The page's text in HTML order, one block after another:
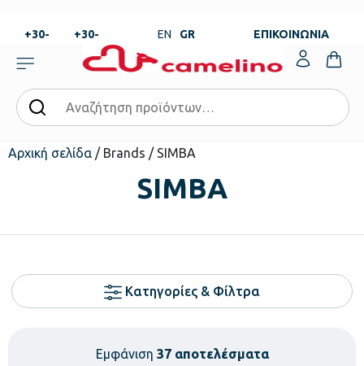
+30-
99273
+30-
23820-
99673
EN GR ΕΠΙΚΟΙΝΩΝΙΑ
Αρχική σελίδα / Brands / SIMBA
SIMBA
Κατηγορίες & Φίλτρα
Εμφάνιση 37 αποτελέσματα